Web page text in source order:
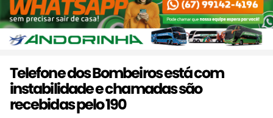
Telefone dos Bombeiros está com
instabilidade e chamadas são
recebidas pelo 190